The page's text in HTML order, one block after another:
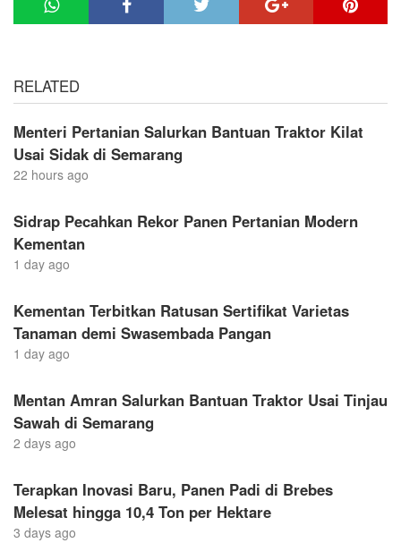
RELATED
Menteri Pertanian Salurkan Bantuan Traktor Kilat
Usai Sidak di Semarang
22 hours ago
Sidrap Pecahkan Rekor Panen Pertanian Modern
Kementan
1 day ago
Kementan Terbitkan Ratusan Sertifikat Varietas
Tanaman demi Swasembada Pangan
1 day ago
Mentan Amran Salurkan Bantuan Traktor Usai Tinjau
Sawah di Semarang
2 days ago
Terapkan Inovasi Baru, Panen Padi di Brebes
Melesat hingga 10,4 Ton per Hektare
3 days ago